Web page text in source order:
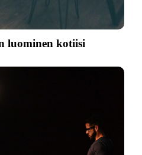
luominen kotiisi